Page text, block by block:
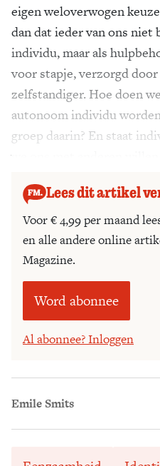
eigen weloverwogen
dan dat ieder van ons niet
individu, maar als
voor stapje, verzorgd
zelfstandiger. Hoe doen
autonoom individu
groep daarin? En staat
Lees dit artikel
Voor € 4,99 per maand
en alle andere online
Magazine.
Word abonnee
Al abonnee? Inloggen
Emile Smits